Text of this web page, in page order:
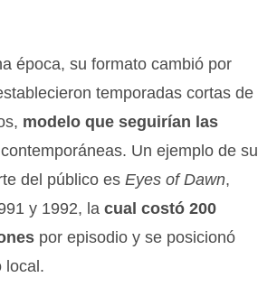
época, su formato cambió por
temporadas cortas de
modelo que seguirían las
contemporáneas. Un ejemplo de su
del público es Eyes of Dawn,
y 1992, la cual costó 200
por episodio y se posicionó
local.